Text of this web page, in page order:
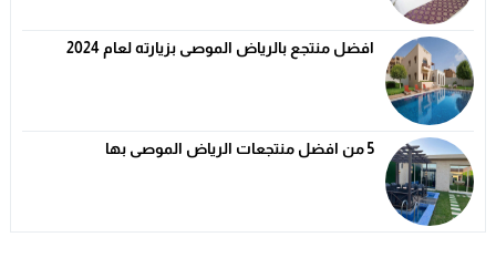
افضل منتجع بالرياض الموصى بزيارته لعام 2024
5 من افضل منتجعات الرياض الموصى بها